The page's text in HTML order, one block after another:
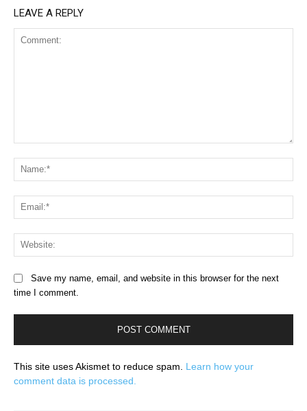
LEAVE A REPLY
Save my name, email, and website in this browser for the next
time I comment.
This site uses Akismet to reduce spam. Learn how your
comment data is processed.